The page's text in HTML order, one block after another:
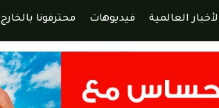
العالمية فيديوهات محترفونا بالخارج